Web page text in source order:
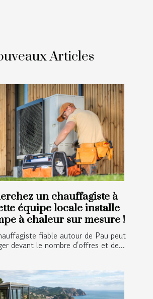
Articles
un chauffagiste à
équipe locale installe
à chaleur sur mesure !
fiable autour de Pau peut
devant le nombre d'offres et de...